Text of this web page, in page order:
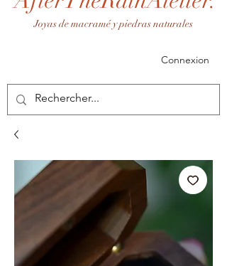
Joyas de macramé y piedras naturales
Connexion